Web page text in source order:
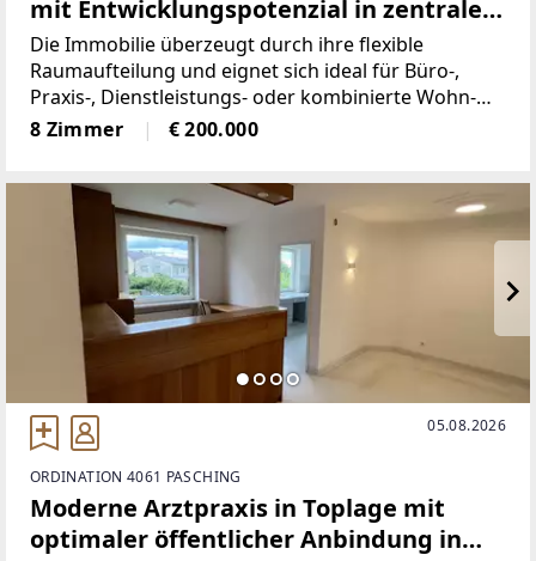
mit Entwicklungspotenzial in zentraler
Lage!
Die Immobilie überzeugt durch ihre flexible
Raumaufteilung und eignet sich ideal für Büro-,
Praxis-, Dienstleistungs- oder kombinierte Wohn-
und Arbeitskonzepte. Das Entwicklungspotenzial
macht das Objekt besonders interessant für Käufer
8 Zimmer € 200.000
05.08.2026
ORDINATION 4061 PASCHING
Moderne Arztpraxis in Toplage mit
optimaler öffentlicher Anbindung in